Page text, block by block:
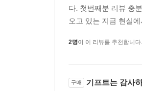
다. 첫번째분 리뷰 충
오고 있는 지금 현실
2명이 이 리뷰를 추천합니다.
구매 기프트는 감사